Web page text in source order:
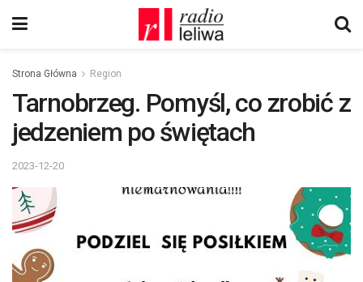
Strona Główna Region
Tarnobrzeg. Pomyśl, co zrobić z
jedzeniem po świętach
2023-12-20